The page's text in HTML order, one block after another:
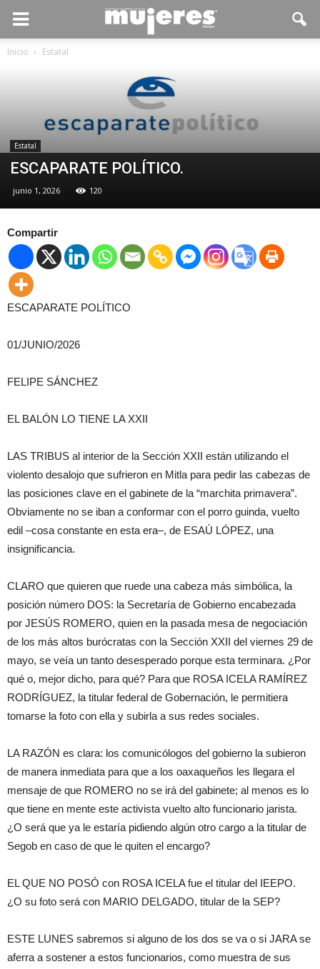
Inicio Estatal
Estatal
ESCAPARATE POLÍTICO.
junio 1, 2026 120
Compartir
ESCAPARATE POLÍTICO
01/JUNIO/2026
FELIPE SÁNCHEZ
EL BALÓN LO TIENE LA XXII
LAS TRIBUS al interior de la Sección XXII están utilizando el
violento desalojo que sufrieron en Mitla para pedir las cabezas de
las posiciones clave en el gabinete de la “marchita primavera”.
Obviamente no se iban a conformar con el porro guinda, vuelto
edil –cosa constante en esta era–, de ESAÚ LÓPEZ, una
insignificancia.
CLARO que quieren que ruede una cabeza más simbólica, la
posición número DOS: la Secretaría de Gobierno encabezada
por JESÚS ROMERO, quien en la pasada mesa de negociación
de los más altos burócratas con la Sección XXII del viernes 29 de
mayo, se veía un tanto desesperado porque esta terminara. ¿Por
qué o, mejor dicho, para qué? Para que ROSA ICELA RAMÍREZ
RODRÍGUEZ, la titular federal de Gobernación, le permitiera
tomarse la foto con ella y subirla a sus redes sociales.
LA RAZÓN es clara: los comunicólogos del gobierno la subieron
de manera inmediata para que a los oaxaqueños les llegara el
mensaje de que ROMERO no se irá del gabinete; al menos es lo
que tiene en mente este activista vuelto alto funcionario jarista.
¿O será que ya le estaría pidiendo algún otro cargo a la titular de
Segob en caso de que le quiten el encargo?
EL QUE NO POSÓ con ROSA ICELA fue el titular del IEEPO.
¿O su foto será con MARIO DELGADO, titular de la SEP?
ESTE LUNES sabremos si alguno de los dos se va o si JARA se
aferra a sostener a estos funcionarios, como muestra de sus